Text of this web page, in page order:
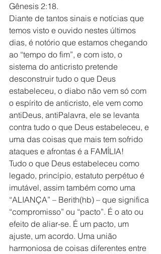
Gênesis 2:18.
Diante de tantos sinais e notícias que
temos visto e ouvido nestes últimos
dias, é notório que estamos chegando
ao “tempo do fim”, e com isto, o
sistema do anticristo pretende
desconstruir tudo o que Deus
estabeleceu, o diabo não vem só com
o espírito de anticristo, ele vem como
antiDeus, antiPalavra, ele se levanta
contra tudo o que Deus estabeleceu, e
uma das coisas que mais tem sofrido
ataques e afrontas é a FAMÍLIA!
Tudo o que Deus estabeleceu como
legado, princípio, estatuto perpétuo é
imutável, assim também como uma
“ALIANÇA” – Berith(hb) – que significa
“compromisso” ou “pacto”. É o ato ou
efeito de aliar-se. É um pacto, um
ajuste, um acordo. Uma união
harmoniosa de coisas diferentes entre